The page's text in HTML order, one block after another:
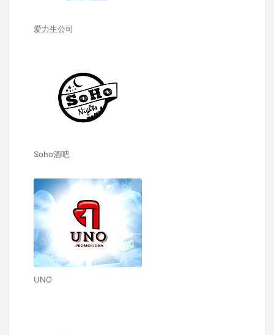
爱力生公司
Soho酒吧
UNO